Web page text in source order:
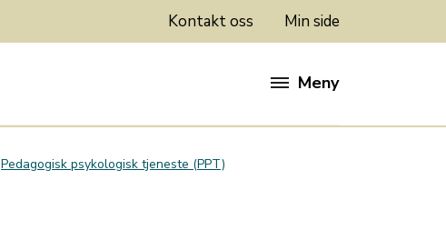
Kontakt oss Min side
Meny
Pedagogisk psykologisk tjeneste (PPT)